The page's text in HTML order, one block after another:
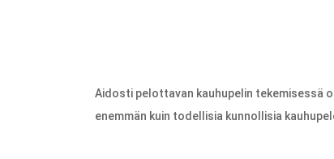
Aidosti pelottavan kauhupelin tekemisessä
enemmän kuin todellisia kunnollisia